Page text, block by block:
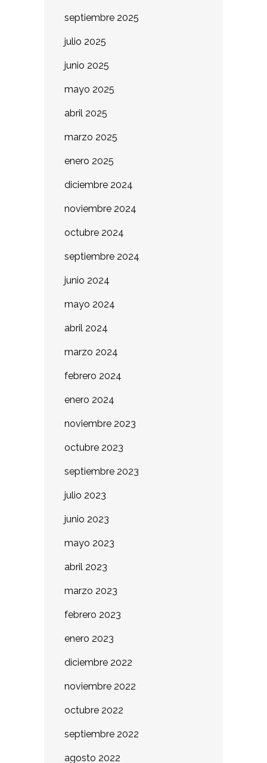
septiembre 2025
julio 2025
junio 2025
mayo 2025
abril 2025
marzo 2025
enero 2025
diciembre 2024
noviembre 2024
octubre 2024
septiembre 2024
junio 2024
mayo 2024
abril 2024
marzo 2024
febrero 2024
enero 2024
noviembre 2023
octubre 2023
septiembre 2023
julio 2023
junio 2023
mayo 2023
abril 2023
marzo 2023
febrero 2023
enero 2023
diciembre 2022
noviembre 2022
octubre 2022
septiembre 2022
agosto 2022